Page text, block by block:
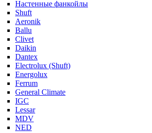
Настенные фанкойлы
Shuft
Aeronik
Ballu
Clivet
Daikin
Dantex
Electrolux (Shuft)
Energolux
Ferrum
General Climate
IGC
Lessar
MDV
NED